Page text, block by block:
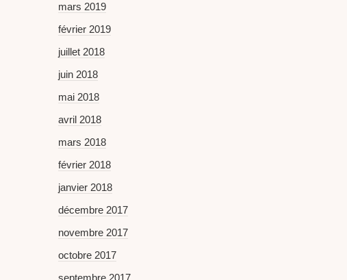
mars 2019
février 2019
juillet 2018
juin 2018
mai 2018
avril 2018
mars 2018
février 2018
janvier 2018
décembre 2017
novembre 2017
octobre 2017